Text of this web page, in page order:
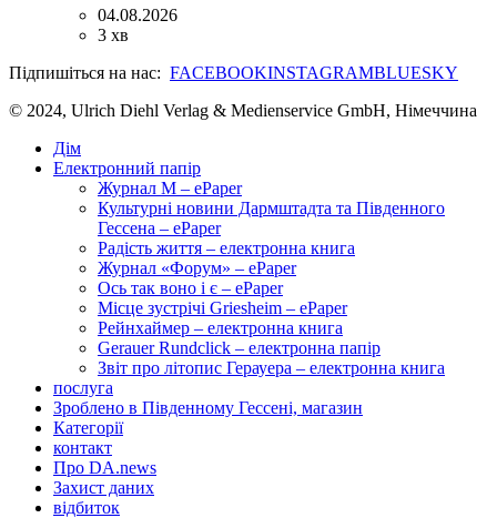
04.08.2026
3 хв
Підпишіться на нас: FACEBOOKINSTAGRAMBLUESKY
© 2024, Ulrich Diehl Verlag & Medienservice GmbH, Німеччина
Дім
Електронний папір
Журнал M – ePaper
Культурні новини Дармштадта та Південного
Гессена – ePaper
Радість життя – електронна книга
Журнал «Форум» – ePaper
Ось так воно і є – ePaper
Місце зустрічі Griesheim – ePaper
Рейнхаймер – електронна книга
Gerauer Rundclick – електронна папір
Звіт про літопис Герауера – електронна книга
послуга
Зроблено в Південному Гессені, магазин
Категорії
контакт
Про DA.news
Захист даних
відбиток